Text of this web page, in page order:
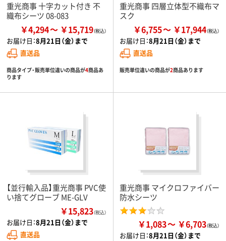
重光商事 十字カット付き 不
織布シーツ 08-083
￥4,294 ￥15,719
お届け日：8月21日（金）まで
直送品
商品タイプ・販売単位違いの商品が4商品あ
ります
重光商事 四層立体型不織布マ
スク
￥6,755 ￥17,944
お届け日：8月21日（金）まで
直送品
販売単位違いの商品が2商品あります
【並行輸入品】重光商事 PVC使
い捨てグローブ ME-GLV
￥15,823（税込）
お届け日：8月21日（金）まで
直送品
重光商事 マイクロファイバー
防水シーツ
￥1,083 ￥6,703
お届け日：8月21日（金）まで